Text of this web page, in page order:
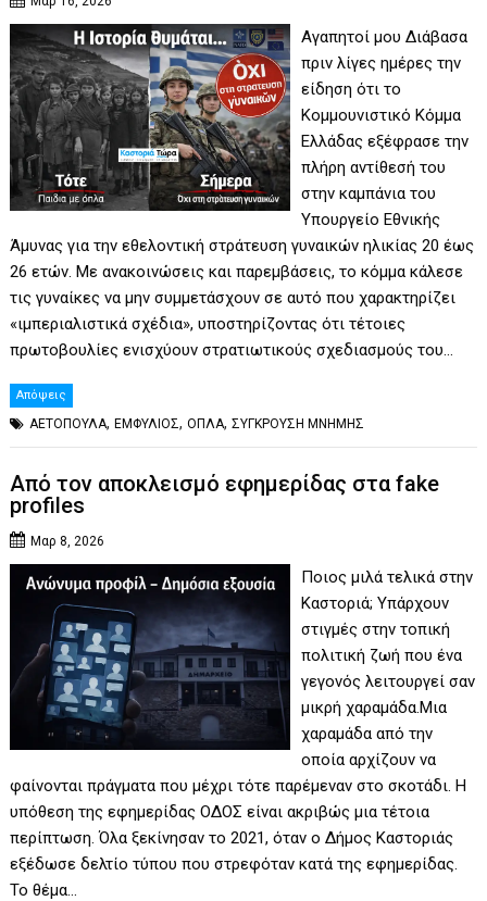
Αγαπητοί μου Διάβασα
πριν λίγες ημέρες την
είδηση ότι το
Κομμουνιστικό Κόμμα
Ελλάδας εξέφρασε την
πλήρη αντίθεσή του
στην καμπάνια του
Υπουργείο Εθνικής
Άμυνας για την εθελοντική στράτευση γυναικών ηλικίας 20 έως
26 ετών. Με ανακοινώσεις και παρεμβάσεις, το κόμμα κάλεσε
τις γυναίκες να μην συμμετάσχουν σε αυτό που χαρακτηρίζει
«ιμπεριαλιστικά σχέδια», υποστηρίζοντας ότι τέτοιες
πρωτοβουλίες ενισχύουν στρατιωτικούς σχεδιασμούς του…
Απόψεις
ΑΕΤΟΠΟΥΛΑ,ΕΜΦΥΛΙΟΣ,ΟΠΛΑ,ΣΥΓΚΡΟΥΣΗ ΜΝΗΜΗΣ
Από τον αποκλεισμό εφημερίδας στα fake
profiles
Μαρ 8, 2026
Ποιος μιλά τελικά στην
Καστοριά; Υπάρχουν
στιγμές στην τοπική
πολιτική ζωή που ένα
γεγονός λειτουργεί σαν
μικρή χαραμάδα.Μια
χαραμάδα από την
οποία αρχίζουν να
φαίνονται πράγματα που μέχρι τότε παρέμεναν στο σκοτάδι. Η
υπόθεση της εφημερίδας ΟΔΟΣ είναι ακριβώς μια τέτοια
περίπτωση. Όλα ξεκίνησαν το 2021, όταν ο Δήμος Καστοριάς
εξέδωσε δελτίο τύπου που στρεφόταν κατά της εφημερίδας.
Το θέμα…